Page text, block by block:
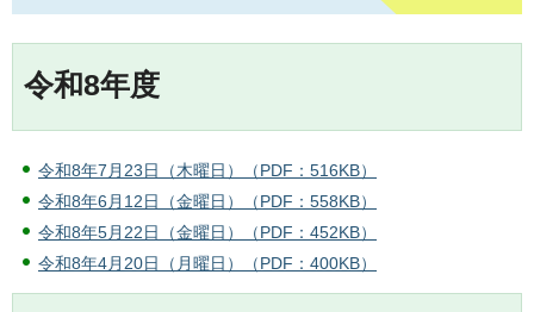
令和8年度
令和8年7月23日（木曜日）（PDF：516KB）
令和8年6月12日（金曜日）（PDF：558KB）
令和8年5月22日（金曜日）（PDF：452KB）
令和8年4月20日（月曜日）（PDF：400KB）